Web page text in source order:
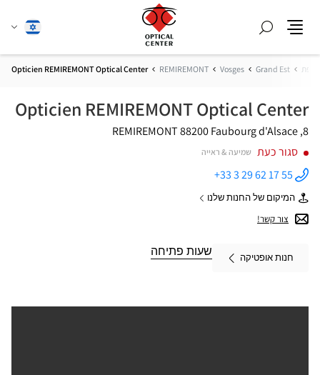
חפש
שנהעברית
צרפת Grand Est
Vosges
REMIREMONT
Opticien REMIREMONT Optical Center
Opticien REMIREMONT Optical Center
8, Faubourg d'Alsace
88200 REMIREMONT
סגור כעת שמיעה & ראייה
התקשר
לחנות
Opticien
REMIREMONT
Optical
+33 3 29 62 17 55
המיקום של החנות שלנו של
Opticien
REMIREMONT
צור קשר!
חנות אופטיקה
שעות פתיחה